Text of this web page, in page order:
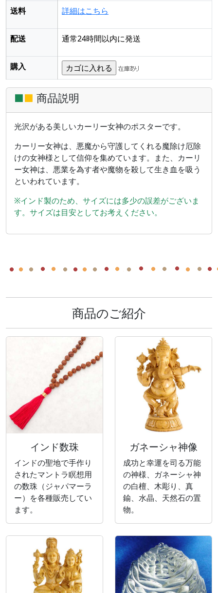
送料 詳細はこちら
配送 通常24時間以内に発送
購入
■■ 商品説明
光沢がある美しいカーリー女神のポスターです。
カーリー女神は、悪魔から守護してくれる魔除け厄除
けの女神様として信仰を集めています。また、カーリ
ー女神は、悪業を為す者や魔物を殺して生き血を吸う
といわれています。
※インド製のため、サイズには多少の誤差がございま
す。サイズは目安としてお考えください。
商品のご紹介
インド数珠
インドの聖地で手作り
されたマントラ瞑想用
の数珠（ジャパマーラ
ー）を各種販売してい
ます。
ガネーシャ神像
成功と幸運を司る万能
の神様、ガネーシャ神
の白檀、木彫り、真
鍮、水晶、天然石の置
物。